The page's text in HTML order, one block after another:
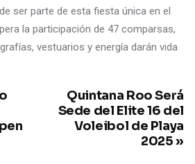
ser parte de esta fiesta única en el
la participación de 47 comparsas,
vestuarios y energía darán vida
Quintana Roo Será
Sede del Elite 16 del
Voleibol de Playa
2025 »